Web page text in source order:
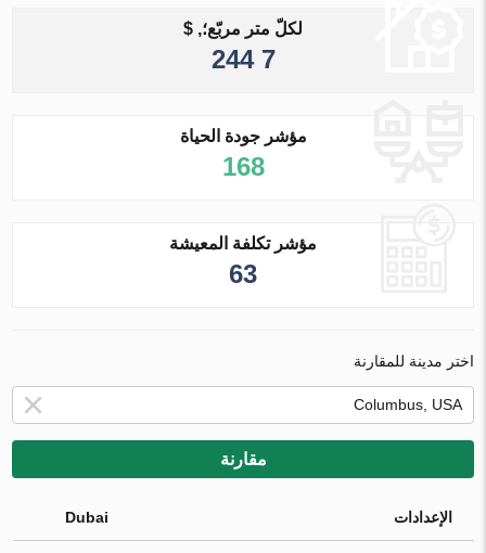
لكلّ متر مربّع؛, $
7 244
مؤشر جودة الحياة
168
مؤشر تكلفة المعيشة
63
اختر مدينة للمقارنة
مقارنة
الإعدادات Dubai